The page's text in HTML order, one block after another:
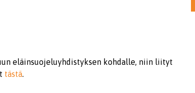
eläinsuojeluyhdistyksen kohdalle, niin liityt
tästä.